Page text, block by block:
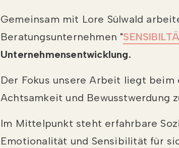
Gemeinsam mit Lore Sülwald
Beratungsunternehmen "
Unternehmensentwicklung.
Der Fokus unsere Arbeit liegt
Achtsamkeit und Bewusstwerdung
Im Mittelpunkt steht erfahrbare
Emotionalität und Sensibilität für